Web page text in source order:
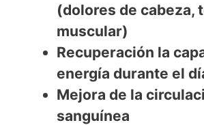
(dolores de cabeza,
muscular)
Recuperación la
energía durante el
Mejora de la
sanguínea